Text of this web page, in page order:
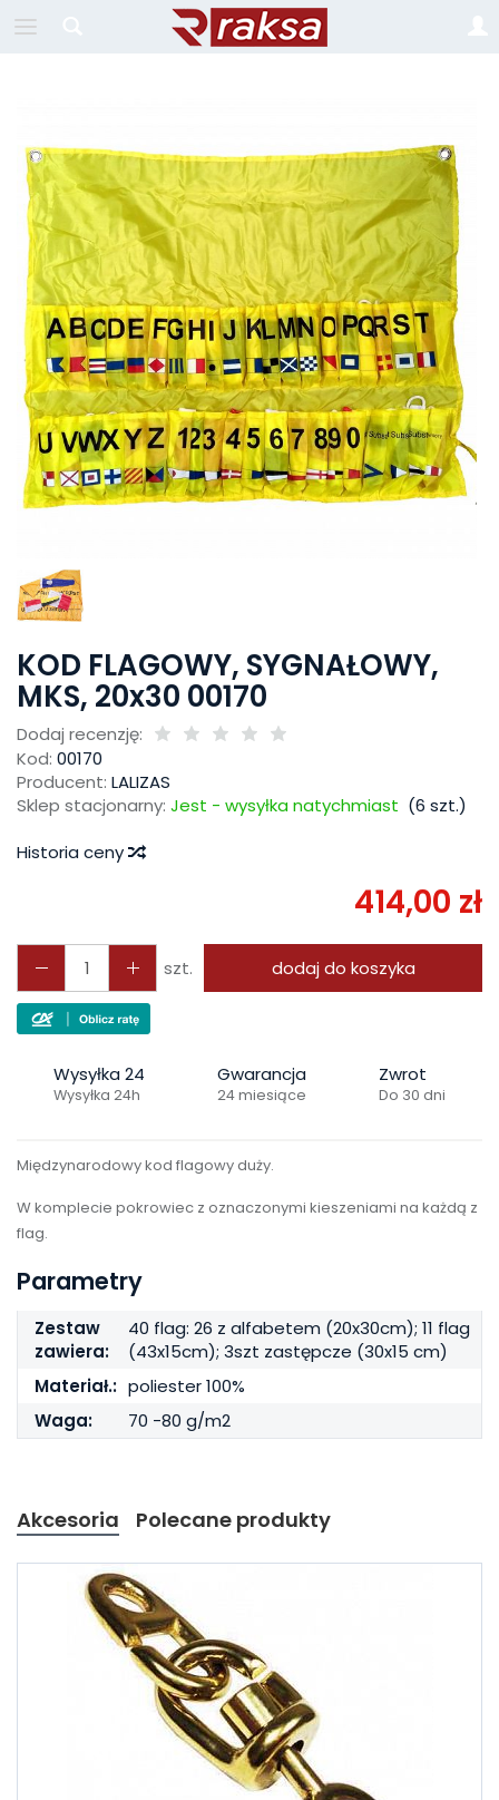
KOD FLAGOWY, SYGNAŁOWY,
MKS, 20x30 00170
Dodaj recenzję:
Kod: 00170
Producent: LALIZAS
Sklep stacjonarny: Jest - wysyłka natychmiast (6 szt.)
Historia ceny
414,00 zł
szt. dodaj do koszyka
Wysyłka 24
Wysyłka 24h
Gwarancja
24 miesiące
Zwrot
Do 30 dni
Międzynarodowy kod flagowy duży.
W komplecie pokrowiec z oznaczonymi kieszeniami na każdą z
flag.
Parametry
Zestaw
zawiera:
40 flag: 26 z alfabetem (20x30cm); 11 flag
(43x15cm); 3szt zastępcze (30x15 cm)
Materiał.: poliester 100%
Waga:
70 -80 g/m2
Akcesoria Polecane produkty